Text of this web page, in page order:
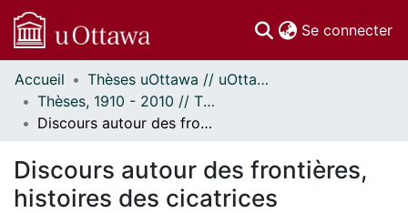
Se connecter
Communautés
et collections
Parcourir
À propos
Accueil
Thèses uOttawa // uOttawa Theses
Thèses, 1910 - 2010 // Theses, 1910 - 2010
Discours autour des frontières, histoires des cicatrices
Discours autour des frontières,
histoires des cicatrices